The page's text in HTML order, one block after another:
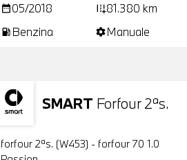
date_range05/2018 add_road81.380 km
local_gas_station Benzina settingsManuale
SMART Forfour 2ªs.
Usato 19 Foto
forfour 2ªs. (W453) - forfour 70 1.0